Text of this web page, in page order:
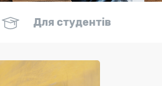
Для студентів